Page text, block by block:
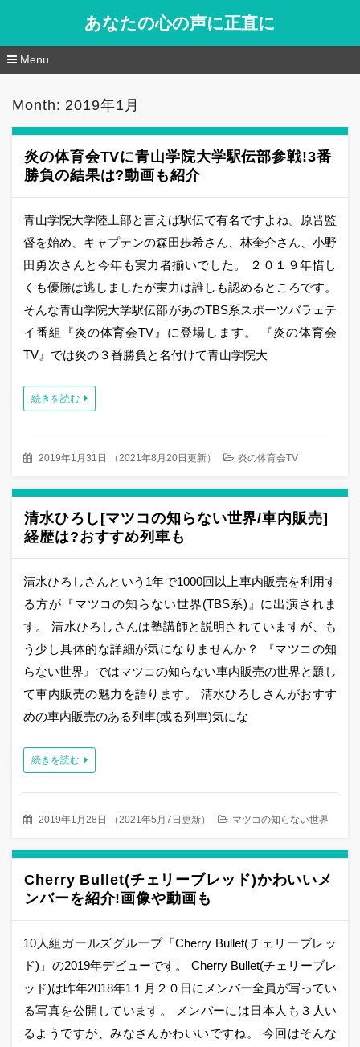
あなたの心の声に正直に
Menu
Month: 2019年1月
炎の体育会TVに青山学院大学駅伝部参戦!3番
勝負の結果は?動画も紹介
青山学院大学陸上部と言えば駅伝で有名ですよね。原晋監
督を始め、キャプテンの森田歩希さん、林奎介さん、小野
田勇次さんと今年も実力者揃いでした。 ２０１９年惜し
くも優勝は逃しましたが実力は誰しも認めるところです。
そんな青山学院大学駅伝部があのTBS系スポーツバラェテ
イ番組『炎の体育会TV』に登場します。 『炎の体育会
TV』では炎の３番勝負と名付けて青山学院大
続きを読む
2019年1月31日 （ 2021年8月20日更新） 炎の体育会TV
清水ひろし[マツコの知らない世界/車内販売]
経歴は?おすすめ列車も
清水ひろしさんという1年で1000回以上車内販売を利用す
る方が『マツコの知らない世界(TBS系)』に出演されま
す。 清水ひろしさんは塾講師と説明されていますが、も
う少し具体的な詳細が気になりませんか？ 『マツコの知
らない世界』ではマツコの知らない車内販売の世界と題し
て車内販売の魅力を語ります。 清水ひろしさんがおすす
めの車内販売のある列車(或る列車)気にな
続きを読む
2019年1月28日 （ 2021年5月7日更新） マツコの知らない世界
Cherry Bullet(チェリーブレッド)かわいいメ
ンバーを紹介!画像や動画も
10人組ガールズグループ「Cherry Bullet(チェリーブレッ
ド)」の2019年デビューです。 Cherry Bullet(チェリーブレ
ッド)は昨年2018年1１月２０日にメンバー全員が写ってい
る写真を公開しています。 メンバーには日本人も３人い
るようですが、みなさんかわいいですね。 今回はそんな